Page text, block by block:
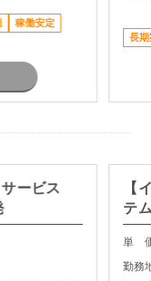
稼働安定
長期
ービス
【
テ
単
勤務